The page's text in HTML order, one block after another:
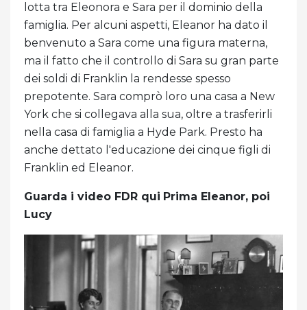
lotta tra Eleonora e Sara per il dominio della
famiglia. Per alcuni aspetti, Eleanor ha dato il
benvenuto a Sara come una figura materna,
ma il fatto che il controllo di Sara su gran parte
dei soldi di Franklin la rendesse spesso
prepotente. Sara comprò loro una casa a New
York che si collegava alla sua, oltre a trasferirli
nella casa di famiglia a Hyde Park. Presto ha
anche dettato l'educazione dei cinque figli di
Franklin ed Eleanor.
Guarda i video FDR qui Prima Eleanor, poi
Lucy